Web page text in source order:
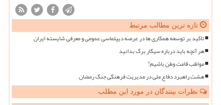
تازه ترین مطالب مرتبط
تاکید بر توسعه همکاری ها در عرصه دیپلماسی عمومی و معرفی شایسته ایران
هر آنچه باید درباره سیگار برگ بدانید
مواظب قامت وطن باشیم!
هشت راهبرد دفاع ملی در مدیریت فرهنگی جنگ رمضان
نظرات بینندگان در مورد این مطلب